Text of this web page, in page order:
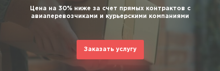
Цена на 30% ниже за счет прямых контрактов с
авиаперевозчиками и курьерскими компаниями
Заказать услугу